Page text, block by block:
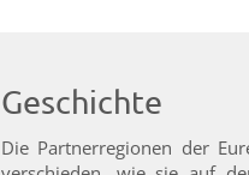
Geschichte
Die Partnerregionen der